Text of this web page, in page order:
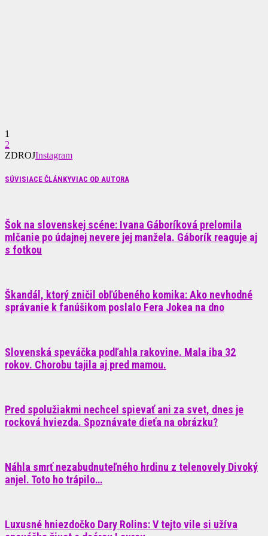
1
2
ZDROJInstagram
SÚVISIACE ČLÁNKYVIAC OD AUTORA
Šok na slovenskej scéne: Ivana Gáboríková prelomila
mlčanie po údajnej nevere jej manžela. Gáborík reaguje aj
s fotkou
Škandál, ktorý zničil obľúbeného komika: Ako nevhodné
správanie k fanúšikom poslalo Fera Jokea na dno
Slovenská speváčka podľahla rakovine. Mala iba 32
rokov. Chorobu tajila aj pred mamou.
Pred spolužiakmi nechcel spievať ani za svet, dnes je
rocková hviezda. Spoznávate dieťa na obrázku?
Náhla smrť nezabudnuteľného hrdinu z telenovely Divoký
anjel. Toto ho trápilo…
Luxusné hniezdočko Dary Rolins: V tejto vile si užíva